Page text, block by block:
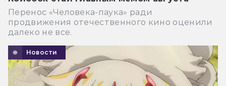
Перенос «Человека-паука» ради
продвижения отечественного кино оценили
далеко не все.
Новости